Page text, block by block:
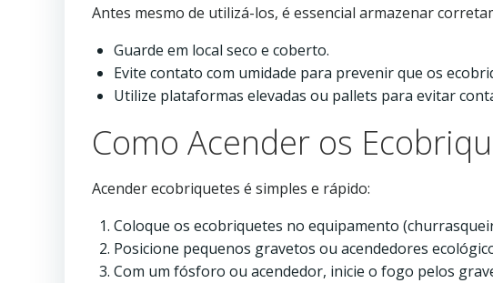
Antes mesmo de utilizá-los, é essencial armazenar
Guarde em local seco e coberto.
Evite contato com umidade para prevenir que os
Utilize plataformas elevadas ou pallets para evitar
Como Acender os
Acender ecobriquetes é simples e rápido:
Coloque os ecobriquetes no equipamento
Posicione pequenos gravetos ou acendedores
Com um fósforo ou acendedor, inicie o fogo pelos